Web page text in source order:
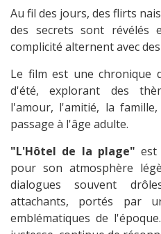
Au fil des jours, des flirts
des secrets sont révélés
complicité alternent avec
Le film est une chronique
d'été, explorant des
l'amour, l'amitié, la
passage à l'âge adulte.
"L'Hôtel de la plage" est
pour son atmosphère
dialogues souvent
attachants, portés par
emblématiques de